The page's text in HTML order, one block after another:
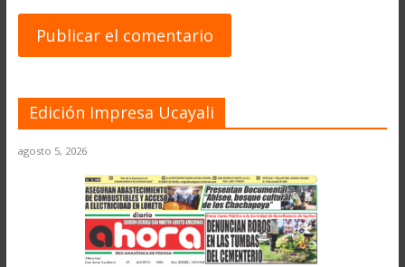
Edición Impresa Ucayali
agosto 5, 2026